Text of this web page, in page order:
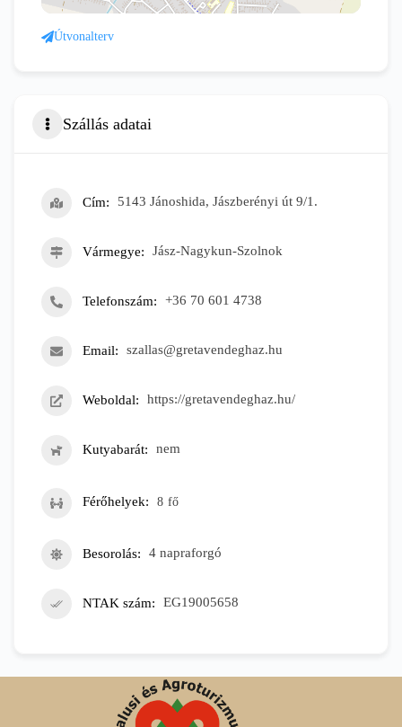
Útvonalterv
Szállás adatai
Cím 5143 Jánoshida, Jászberényi út 9/1.
Vármegye Jász-Nagykun-Szolnok
Telefonszám +36 70 601 4738
Email szallas@gretavendeghaz.hu
Weboldal https://gretavendeghaz.hu/
Kutyabarát nem
Férőhelyek 8 fő
Besorolás 4 napraforgó
NTAK szám EG19005658